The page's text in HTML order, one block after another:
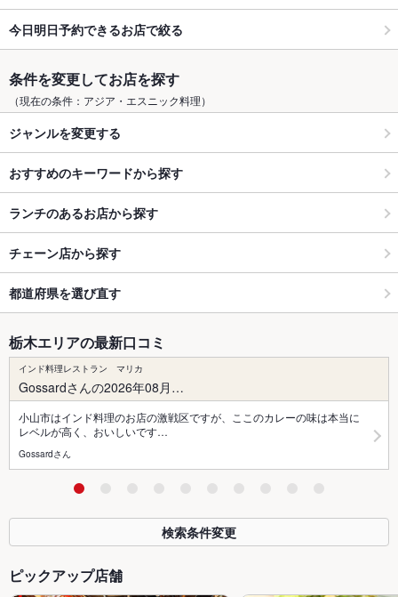
今日明日予約できるお店で絞る
条件を変更してお店を探す
（現在の条件：アジア・エスニック料理）
ジャンルを変更する
おすすめのキーワードから探す
ランチのあるお店から探す
チェーン店から探す
都道府県を選び直す
栃木エリアの最新口コミ
インド料理レストラン マリカ
Gossardさんの2026年08月…
小山市はインド料理のお店の激戦区ですが、ここのカレーの味は本当に
レベルが高く、おいしいです…
Gossardさん
検索条件変更
ピックアップ店舗